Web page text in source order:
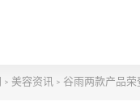
> 美容资讯 > 谷雨两款产品荣登小红书“小红心